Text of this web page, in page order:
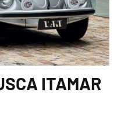
ITAMAR